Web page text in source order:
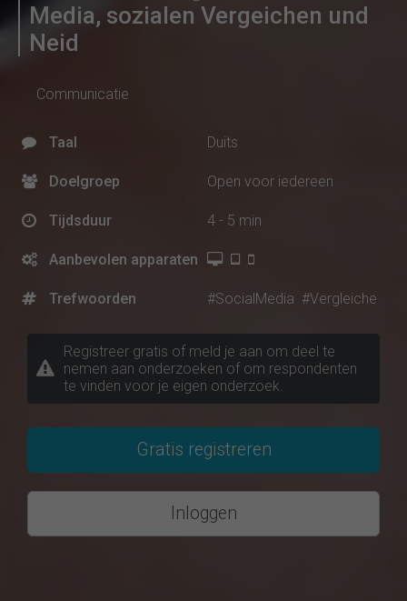
Media, sozialen Vergeichen und
Neid
Communicatie
Taal Duits
Doelgroep Open voor iedereen
Tijdsduur 4 - 5 min
Aanbevolen apparaten
Trefwoorden #SocialMedia #Vergleiche
Registreer gratis of meld je aan om deel te
nemen aan onderzoeken of om respondenten
te vinden voor je eigen onderzoek.
Gratis registreren
Inloggen